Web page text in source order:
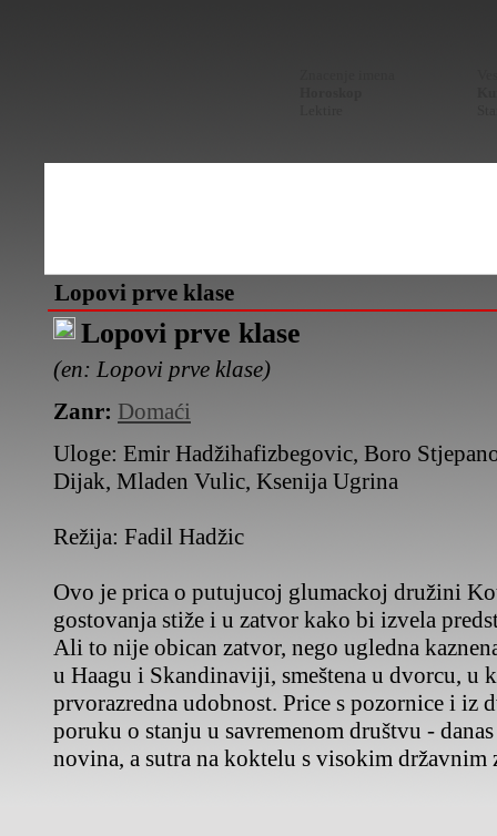
Lopovi prve klase
Lopovi prve klase
(en: Lopovi prve klase)
Zanr: Domaći
Uloge: Emir Hadžihafizbegovic, Boro
Dijak, Mladen Vulic, Ksenija Ugrina
Režija: Fadil Hadžic
Ovo je prica o putujucoj glumackoj družini
gostovanja stiže i u zatvor kako bi izvela
Ali to nije obican zatvor, nego ugledna
u Haagu i Skandinaviji, smeštena u dvorcu, u
prvorazredna udobnost. Price s pozornice i iz
poruku o stanju u savremenom društvu -
novina, a sutra na koktelu s visokim državnim